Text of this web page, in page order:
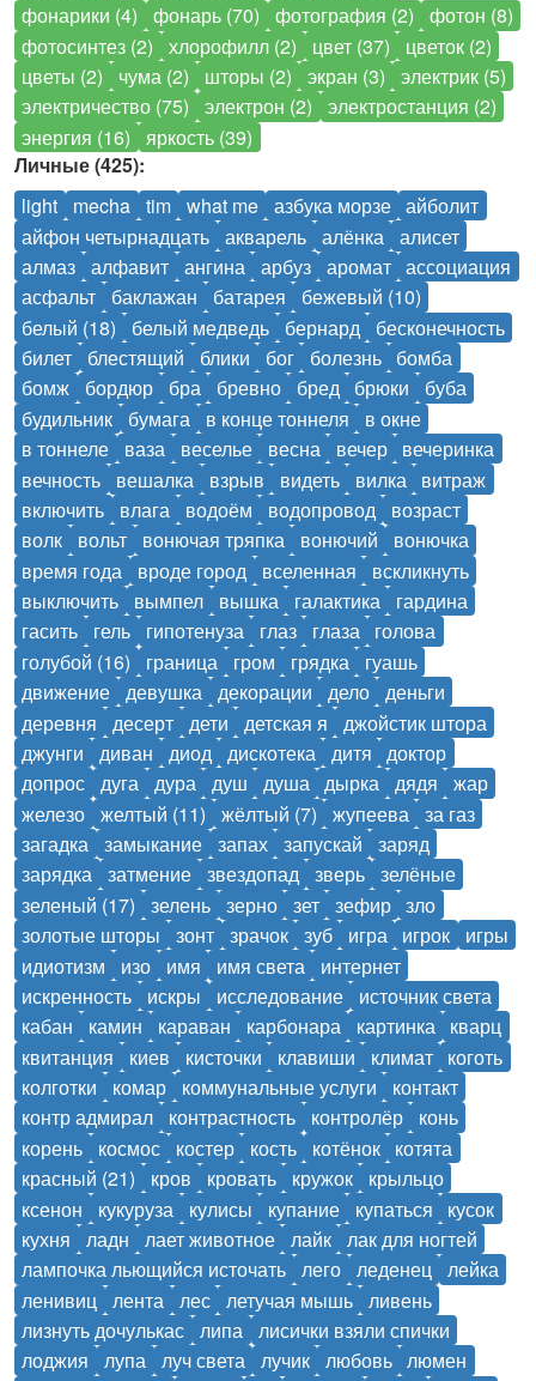
фонарики (4)
фонарь (70) фотография (2)
фотон (8)
фотосинтез (2)
хлорофилл (2) цвет (37)
цветок (2)
цветы (2)
чума (2) шторы (2) экран (3)
электрик (5)
электричество (75)
электрон (2)
электростанция (2)
энергия (16)
яркость (39)
Личные (425):
light
mecha tim what me азбука морзе айболит
айфон четырнадцать акварель алёнка
алисет
алмаз алфавит ангина арбуз аромат ассоциация
асфальт
баклажан батарея
бежевый (10)
белый (18)
белый медведь бернард
бесконечность
билет
блестящий блики бог болезнь бомба
бомж
бордюр бра бревно бред брюки
буба
будильник
бумага в конце тоннеля
в окне
в тоннеле
ваза веселье весна вечер вечеринка
вечность
вешалка взрыв видеть вилка
витраж
включить
влага водоём водопровод
возраст
волк
вольт вонючая тряпка вонючий
вонючка
время года
вроде город вселенная
вскликнуть
выключить
вымпел вышка галактика
гардина
гасить
гель гипотенуза глаз глаза голова
голубой (16)
граница гром грядка
гуашь
движение девушка декорации дело деньги
деревня
десерт дети детская я
джойстик штора
джунги
диван диод дискотека дитя доктор
допрос дуга дура душ душа дырка дядя
жар
железо желтый (11) жёлтый (7) жупеева за газ
загадка замыкание запах запускай
заряд
зарядка затмение звездопад зверь зелёные
зеленый (17)
зелень зерно зет зефир зло
золотые шторы
зонт зрачок зуб игра игрок
игры
идиотизм
изо имя имя света
интернет
искренность
искры исследование
источник света
кабан
камин караван карбонара картинка кварц
квитанция
киев кисточки клавиши климат коготь
колготки
комар коммунальные услуги
контакт
контр адмирал
контрастность контролёр
конь
корень
космос костер кость котёнок котята
красный (21)
кров кровать кружок
крыльцо
ксенон
кукуруза кулисы купание купаться
кусок
кухня
ладн лает животное лайк лак для ногтей
лампочка льющийся источать лего леденец лейка
ленивиц лента лес летучая мышь ливень
лизнуть дочулькас липа лисички взяли спички
лоджия
лупа луч света лучик любовь люмен